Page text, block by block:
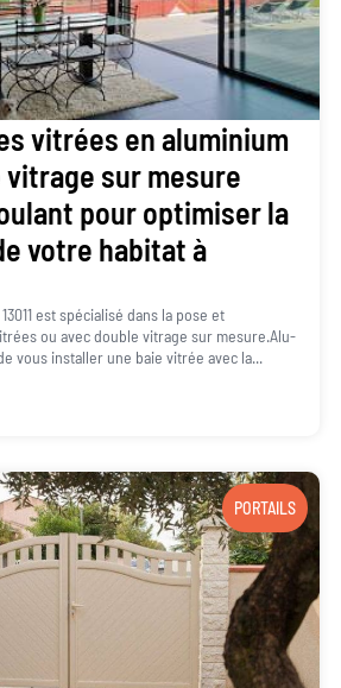
vitrées en aluminium
vitrage sur mesure
pour optimiser la
votre habitat à
est spécialisé dans la pose et
ou avec double vitrage sur mesure.Alu-
vous installer une baie vitrée avec la...
PORTAILS